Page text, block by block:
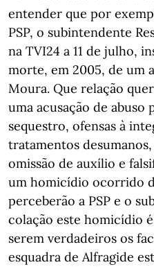
entender que por
PSP, o subintendente
na TVI24 a 11 de julho,
morte, em 2005, de um
Moura. Que relação
uma acusação de
sequestro, ofensas à
tratamentos
omissão de auxílio e
um homicídio ocorrido
perceberão a PSP e o
colação este homicídio
serem verdadeiros os
esquadra de Alfragide